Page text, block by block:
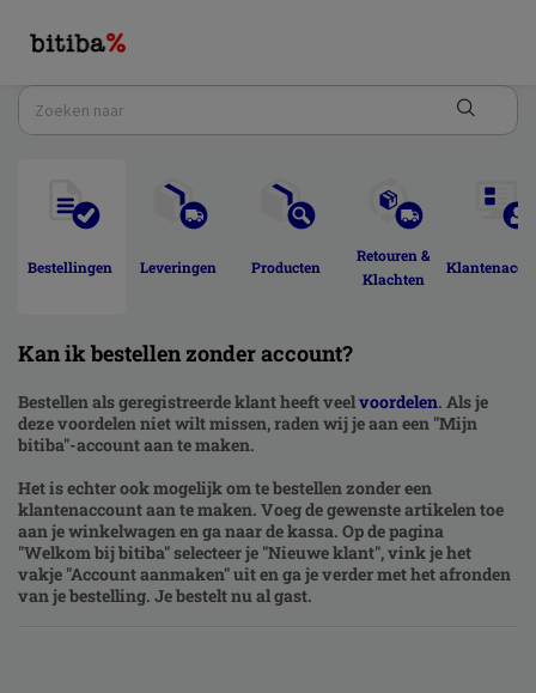
Bestellingen Leveringen Producten
Retouren &
Klachten
Kan ik bestellen zonder account?
Bestellen als geregistreerde klant heeft veelvoordelen. Als je
deze voordelen niet wilt missen, raden wij je aan een "Mijn
bitiba"-account aan te maken.
Het is echter ook mogelijk om te bestellen zonder een
klantenaccount aan te maken. Voeg de gewenste artikelen toe
aan je winkelwagen en ga naar de kassa. Op de pagina
"Welkom bij bitiba" selecteer je "Nieuwe klant", vink je het
vakje "Account aanmaken" uit en ga je verder met het afronden
van je bestelling. Je bestelt nu al gast.